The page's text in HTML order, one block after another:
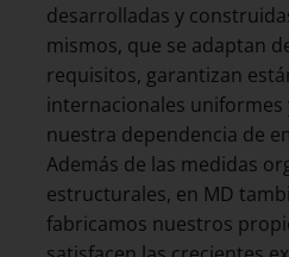
desarrolladas y
mismos, que se adaptan
requisitos, garantizan
internacionales uniformes
nuestra dependencia de
Además de las medidas
estructurales, en MD
fabricamos nuestros